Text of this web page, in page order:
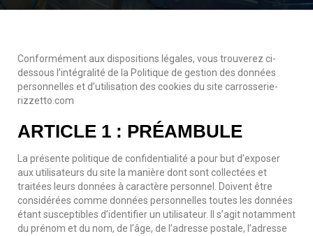
Conformément aux dispositions légales, vous trouverez ci-
dessous l’intégralité de la Politique de gestion des données
personnelles et d’utilisation des cookies du site carrosserie-
rizzetto.com
ARTICLE 1 : PRÉAMBULE
La présente politique de confidentialité a pour but d’exposer
aux utilisateurs du site la manière dont sont collectées et
traitées leurs données à caractère personnel. Doivent être
considérées comme données personnelles toutes les données
étant susceptibles d’identifier un utilisateur. Il s’agit notamment
du prénom et du nom, de l’âge, de l’adresse postale, l’adresse